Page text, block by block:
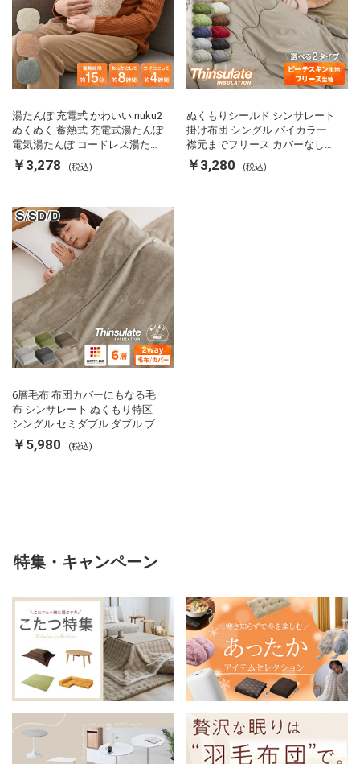
湯たんぽ 充電式 かわいい nuku2
ぬくぬく 蓄熱式 充電式湯たんぽ
電気湯たんぽ コードレス湯たん
ぽ エコ 節電 節約 省エネ 充電式
エコ電気あんか EWT-2143 スリ
￥3,278 (税込)
ぬくもりシールド シンサレート
掛け布団 シングル バイカラー
襟元までフリース カバーなしで
使える 軽い 丸洗い 断熱 保温 抗
菌防臭 洗える 防ダニ 軽量 ホコ
￥3,280 (税込)
6層毛布 布団カバーにもなる毛
布 シンサレート ぬくもり特区
シングル セミダブル ダブル ブ
ランケット 掛け布団カバー フラ
ンネル 保温 蓄熱 吸湿 発熱 断熱
￥5,980 (税込)
特集・キャンペーン